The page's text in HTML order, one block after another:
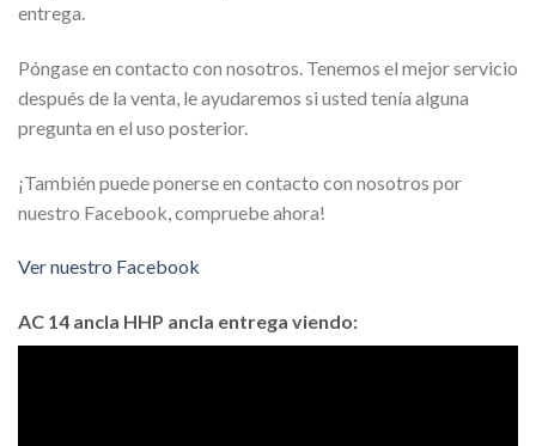
entrega.
Póngase en contacto con nosotros. Tenemos el mejor servicio
después de la venta, le ayudaremos si usted tenía alguna
pregunta en el uso posterior.
¡También puede ponerse en contacto con nosotros por
nuestro Facebook, compruebe ahora!
Ver nuestro Facebook
AC 14 ancla HHP ancla entrega viendo: